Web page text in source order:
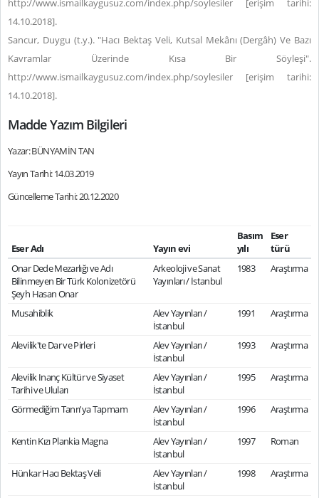
http://www.ismailkaygusuz.com/index.php/soylesiler [erişim tarihi:
14.10.2018].
Sancur, Duygu (t.y.). "Hacı Bektaş Veli, Kutsal Mekânı (Dergâh) Ve Bazı
Kavramlar Üzerinde Kısa Bir Söyleşi".
http://www.ismailkaygusuz.com/index.php/soylesiler [erişim tarihi:
14.10.2018].
Madde Yazım Bilgileri
Yazar: BÜNYAMİN TAN
Yayın Tarihi: 14.03.2019
Güncelleme Tarihi: 20.12.2020
Eser Adı Yayın evi
Basım
yılı
Eser
türü
Onar Dede Mezarlığı ve Adı
Bilinmeyen Bir Türk Kolonizetörü
Şeyh Hasan Onar
Arkeoloji ve Sanat
Yayınları / İstanbul
1983 Araştırma
Musahiblik
Alev Yayınları /
İstanbul
1991 Araştırma
Alevilik'te Dar ve Pirleri
Alev Yayınları /
İstanbul
1993 Araştırma
Alevilik Inanç Kültür ve Siyaset
Tarihi ve Uluları
Alev Yayınları /
İstanbul
1995 Araştırma
Görmediğim Tanrı'ya Tapmam
Alev Yayınları /
İstanbul
1996 Araştırma
Kentin Kızı Plankia Magna
Alev Yayınları /
İstanbul
1997 Roman
Hünkar Hacı Bektaş Veli
Alev Yayınları /
İstanbul
1998 Araştırma